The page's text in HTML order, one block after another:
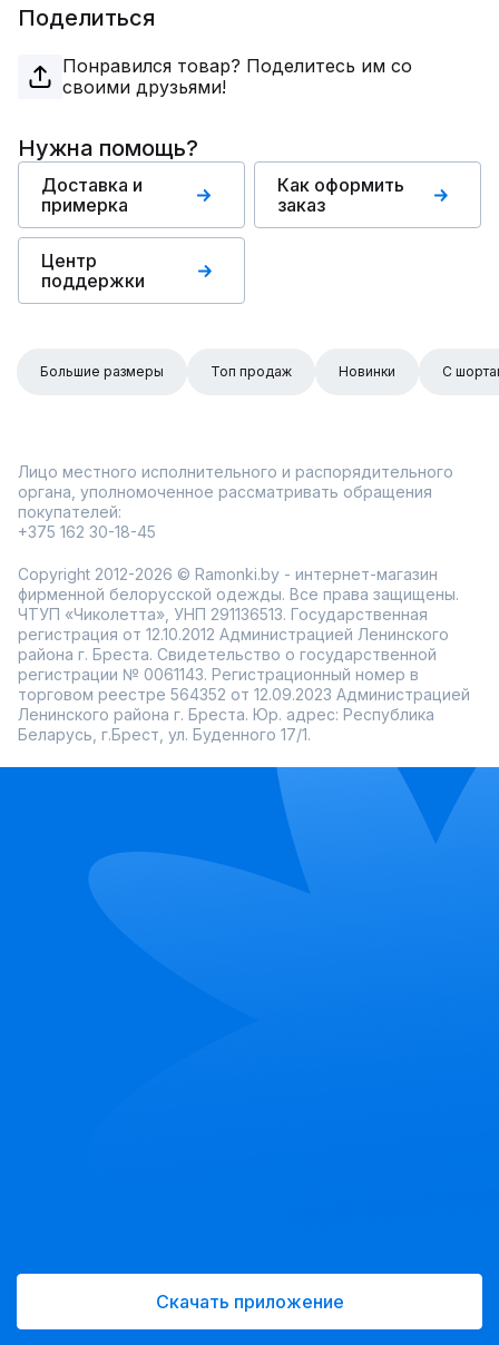
Поделиться
Понравился товар? Поделитесь им со
своими друзьями!
Нужна помощь?
Доставка и
примерка
Как оформить
заказ
Центр
поддержки
Большие размеры Топ продаж Новинки С
Лицо местного исполнительного и распорядительного
органа, уполномоченное рассматривать обращения
покупателей:
+375 162 30-18-45
Copyright 2012-2026 © Ramonki.by - интернет-магазин
фирменной белорусской одежды. Все права защищены.
ЧТУП «Чиколетта», УНП 291136513. Государственная
регистрация от 12.10.2012 Администрацией Ленинского
района г. Бреста. Свидетельство о государственной
регистрации № 0061143. Регистрационный номер в
торговом реестре 564352 от 12.09.2023 Администрацией
Ленинского района г. Бреста. Юр. адрес: Республика
Беларусь, г.Брест, ул. Буденного 17/1.
Скачать приложение